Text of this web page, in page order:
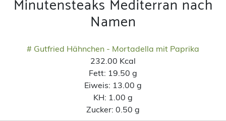
Minutensteaks Mediterran nach
Namen
# Gutfried Hähnchen - Mortadella mit Paprika
232.00 Kcal
Fett: 19.50 g
Eiweis: 13.00 g
KH: 1.00 g
Zucker: 0.50 g